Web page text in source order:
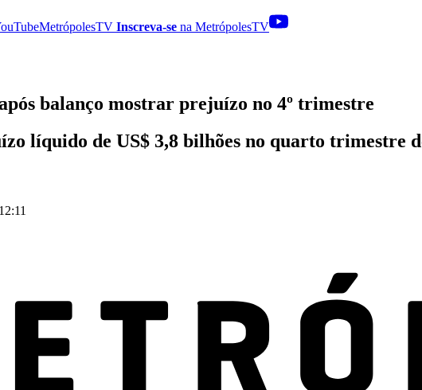
MetrópolesTV Inscreva-se na MetrópolesTV
balanço mostrar prejuízo no 4º trimestre
líquido de US$ 3,8 bilhões no quarto trimestre